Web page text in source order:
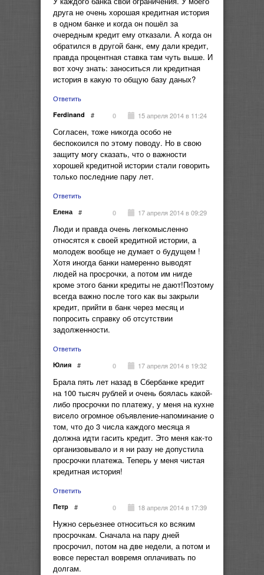
друга не очень хорошая кредитная история
в одном банке и когда он пошёл за
очередным кредит ему отказали. А когда он
обратился в другой банк, ему дали кредит,
правда процентная ставка там чуть выше. И
вот хочу знать: заноситься ли кредитная
история в какую то общую базу даных?
Ответить
Ferdinand # 15 апреля 2014 в 11:24
0
Согласен, тоже никогда особо не
беспокоился по этому поводу. Но в свою
защиту могу сказать, что о важности
хорошей кредитной истории стали говорить
только последние пару лет.
Ответить
Елена # 17 апреля 2014 в 09:29
0
Люди и правда очень легкомысленно
относятся к своей кредитной истории, а
молодеж вообще не думает о будущем !
Хотя иногда банки намеренно выводят
людей на просрочки, а потом им нигде
кроме этого банки кредиты не дают!Поэтому
всегда важно после того как вы закрыли
кредит, прийти в банк через месяц и
попросить справку об отсутствии
задолженности.
Ответить
Юлия # 17 апреля 2014 в 19:32
0
Брала пять лет назад в Сбербанке кредит
на 100 тысяч рублей и очень боялась какой-
либо просрочки по платежу, у меня на кухне
висело огромное объявление-напоминание о
том, что до 3 числа каждого месяца я
должна идти гасить кредит. Это меня как-то
организовывало и я ни разу не допустила
просрочки платежа. Теперь у меня чистая
кредитная история!
Ответить
Петр # 18 апреля 2014 в 17:39
0
Нужно серьезнее относиться ко всяким
просрочкам. Сначала на пару дней
просрочил, потом на две недели, а потом и
вовсе перестал вовремя оплачивать по
долгам.